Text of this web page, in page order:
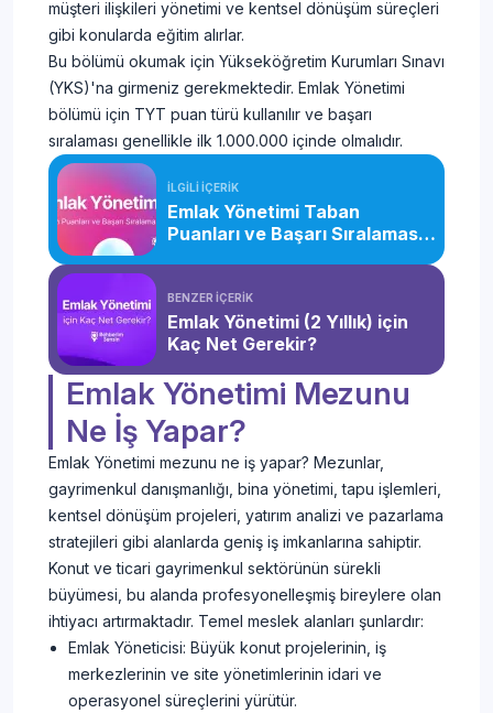
müşteri ilişkileri yönetimi ve kentsel dönüşüm süreçleri
gibi konularda eğitim alırlar.
Bu bölümü okumak için Yükseköğretim Kurumları Sınavı
(YKS)'na girmeniz gerekmektedir. Emlak Yönetimi
bölümü için TYT puan türü kullanılır ve başarı
sıralaması genellikle ilk 1.000.000 içinde olmalıdır.
İLGİLİ İÇERİK
Emlak Yönetimi Taban
Puanları ve Başarı Sıralaması
BENZER İÇERİK
Emlak Yönetimi (2 Yıllık) için
Kaç Net Gerekir?
Emlak Yönetimi Mezunu
Ne İş Yapar?
Emlak Yönetimi mezunu ne iş yapar? Mezunlar,
gayrimenkul danışmanlığı, bina yönetimi, tapu işlemleri,
kentsel dönüşüm projeleri, yatırım analizi ve pazarlama
stratejileri gibi alanlarda geniş iş imkanlarına sahiptir.
Konut ve ticari gayrimenkul sektörünün sürekli
büyümesi, bu alanda profesyonelleşmiş bireylere olan
ihtiyacı artırmaktadır. Temel meslek alanları şunlardır:
Emlak Yöneticisi: Büyük konut projelerinin, iş
merkezlerinin ve site yönetimlerinin idari ve
operasyonel süreçlerini yürütür.